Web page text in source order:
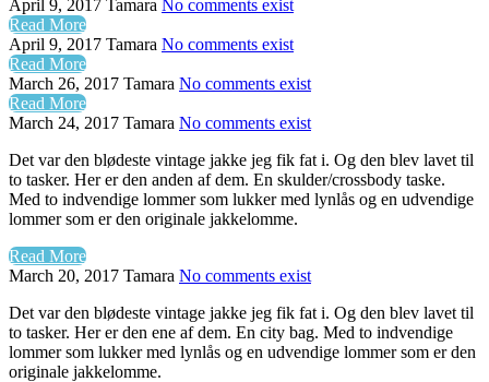
April 9, 2017 Tamara No comments exist
Read More
April 9, 2017 Tamara No comments exist
Read More
March 26, 2017 Tamara No comments exist
Read More
March 24, 2017 Tamara No comments exist
Det var den blødeste vintage jakke jeg fik fat i. Og den blev lavet til
to tasker. Her er den anden af dem. En skulder/crossbody taske.
Med to indvendige lommer som lukker med lynlås og en udvendige
lommer som er den originale jakkelomme.
Read More
March 20, 2017 Tamara No comments exist
Det var den blødeste vintage jakke jeg fik fat i. Og den blev lavet til
to tasker. Her er den ene af dem. En city bag. Med to indvendige
lommer som lukker med lynlås og en udvendige lommer som er den
originale jakkelomme.